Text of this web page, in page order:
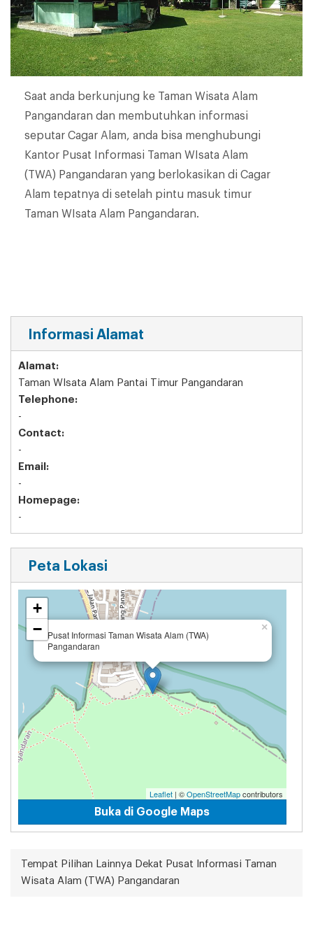
Saat anda berkunjung ke Taman Wisata Alam
Pangandaran dan membutuhkan informasi
seputar Cagar Alam, anda bisa menghubungi
Kantor Pusat Informasi Taman WIsata Alam
(TWA) Pangandaran yang berlokasikan di Cagar
Alam tepatnya di setelah pintu masuk timur
Taman WIsata Alam Pangandaran.
Informasi Alamat
Alamat:
Taman WIsata Alam Pantai Timur Pangandaran
Telephone:
-
Contact:
-
Email:
-
Homepage:
-
Peta Lokasi
Pusat Informasi Taman Wisata Alam (TWA)
Pangandaran
×
+
−
Leaflet| ©OpenStreetMapcontributors
Buka di Google Maps
Tempat Pilihan Lainnya Dekat Pusat Informasi Taman
Wisata Alam (TWA) Pangandaran